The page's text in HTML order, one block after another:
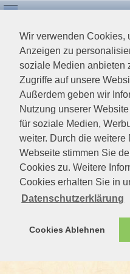
Wir verwenden Cookies,
Anzeigen zu
soziale Medien anbieten
Zugriffe auf unsere
Außerdem geben wir
Nutzung unserer
für soziale Medien,
weiter. Durch die weitere
Webseite stimmen Sie
Cookies zu. Weitere
Cookies erhalten Sie in
Datenschutzerklärung
Cookies Ablehnen